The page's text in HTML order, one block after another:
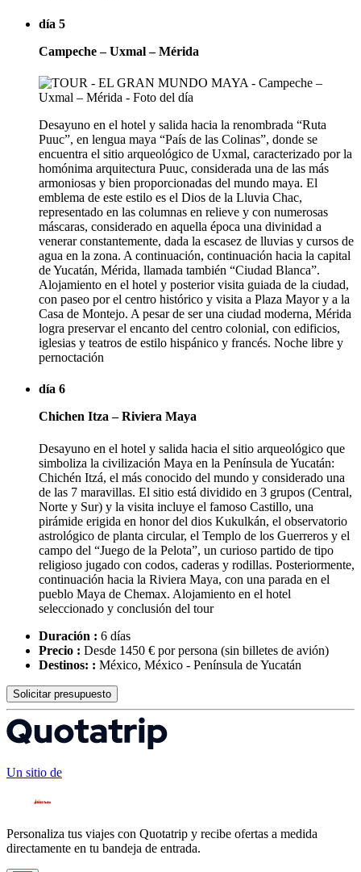
día 5
Campeche – Uxmal – Mérida
Desayuno en el hotel y salida hacia la renombrada “Ruta
Puuc”, en lengua maya “País de las Colinas”, donde se
encuentra el sitio arqueológico de Uxmal, caracterizado por la
homónima arquitectura Puuc, considerada una de las más
armoniosas y bien proporcionadas del mundo maya. El
emblema de este estilo es el Dios de la Lluvia Chac,
representado en las columnas en relieve y con numerosas
máscaras, considerado en aquella época una divinidad a
venerar constantemente, dada la escasez de lluvias y cursos de
agua en la zona. A continuación, continuación hacia la capital
de Yucatán, Mérida, llamada también “Ciudad Blanca”.
Alojamiento en el hotel y posterior visita guiada de la ciudad,
con paseo por el centro histórico y visita a Plaza Mayor y a la
Casa de Montejo. A pesar de ser una ciudad moderna, Mérida
logra preservar el encanto del centro colonial, con edificios,
iglesias y teatros de estilo hispánico y francés. Noche libre y
pernoctación
día 6
Chichen Itza – Riviera Maya
Desayuno en el hotel y salida hacia el sitio arqueológico que
simboliza la civilización Maya en la Península de Yucatán:
Chichén Itzá, el más conocido del mundo y considerado una
de las 7 maravillas. El sitio está dividido en 3 grupos (Central,
Norte y Sur) y la visita incluye el famoso Castillo, una
pirámide erigida en honor del dios Kukulkán, el observatorio
astrológico de planta circular, el Templo de los Guerreros y el
campo del “Juego de la Pelota”, un curioso partido de tipo
religioso jugado con codos, caderas y rodillas. Posteriormente,
continuación hacia la Riviera Maya, con una parada en el
pueblo Maya de Chemax. Alojamiento en el hotel
seleccionado y conclusión del tour
Duración : 6 días
Precio : Desde 1450 € por persona (sin billetes de avión)
Destinos: : México, México - Península de Yucatán
Solicitar presupuesto
Un sitio de
Personaliza tus viajes con Quotatrip y recibe ofertas a medida
directamente en tu bandeja de entrada.